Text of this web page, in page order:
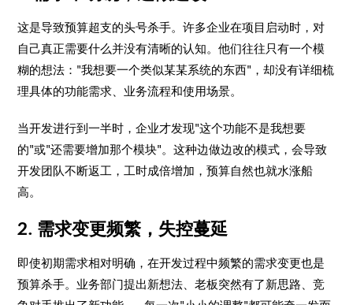
这是导致预算超支的头号杀手。许多企业在项目启动时，对
自己真正需要什么并没有清晰的认知。他们往往只有一个模
糊的想法："我想要一个类似某某系统的东西"，却没有详细梳
理具体的功能需求、业务流程和使用场景。
当开发进行到一半时，企业才发现"这个功能不是我想要
的"或"还需要增加那个模块"。这种边做边改的模式，会导致
开发团队不断返工，工时成倍增加，预算自然也就水涨船
高。
2. 需求变更频繁，失控蔓延
即使初期需求相对明确，在开发过程中频繁的需求变更也是
预算杀手。业务部门提出新想法、老板突然有了新思路、竞